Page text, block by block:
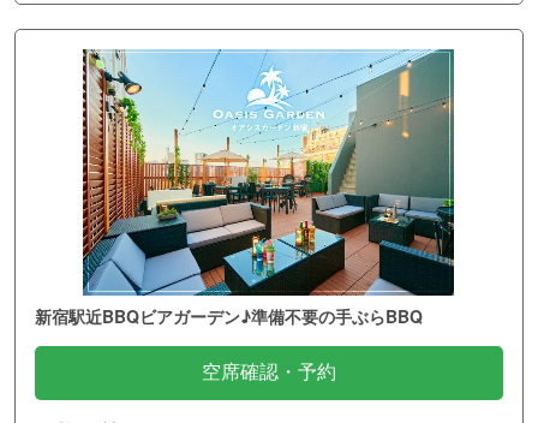
新宿駅近BBQビアガーデン♪準備不要の手ぶらBBQ
空席確認・予約